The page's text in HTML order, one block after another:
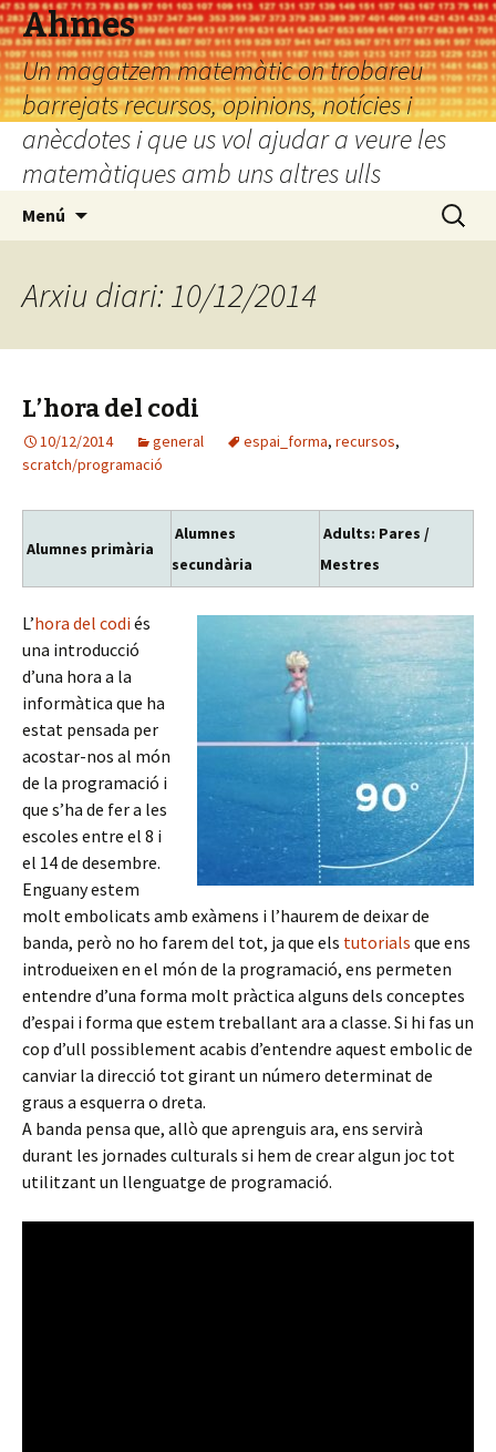
Ahmes
Un magatzem matemàtic on trobareu
barrejats recursos, opinions, notícies i
anècdotes i que us vol ajudar a veure les
matemàtiques amb uns altres ulls
Menú Cerca:
Arxiu diari: 10/12/2014
L’hora del codi
10/12/2014 general espai_forma, recursos,
scratch/programació
Alumnes primària
Alumnes
secundària
Adults: Pares /
Mestres
L’hora del codiés
una introducció
d’una hora a la
informàtica que ha
estat pensada per
acostar-nos al món
de la programació i
que s’ha de fer a les
escoles entre el 8 i
el 14 de desembre.
Enguany estem
molt embolicats amb exàmens i l’haurem de deixar de
banda, però no ho farem del tot, ja que els tutorials que ens
introdueixen en el món de la programació, ens permeten
entendre d’una forma molt pràctica alguns dels conceptes
d’espai i forma que estem treballant ara a classe. Si hi fas un
cop d’ull possiblement acabis d’entendre aquest embolic de
canviar la direcció tot girant un número determinat de
graus a esquerra o dreta.
A banda pensa que, allò que aprenguis ara, ens servirà
durant les jornades culturals si hem de crear algun joc tot
utilitzant un llenguatge de programació.